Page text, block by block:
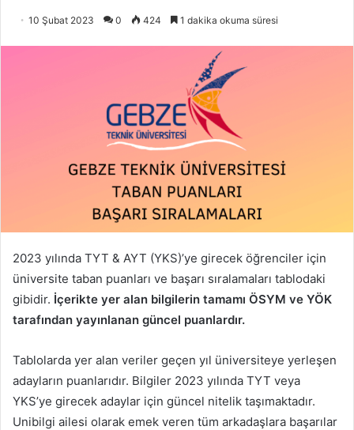
10 Şubat 2023 0 424 1 dakika okuma süresi
2023 yılında TYT & AYT (YKS)’ye girecek öğrenciler için
üniversite taban puanları ve başarı sıralamaları tablodaki
gibidir. İçerikte yer alan bilgilerin tamamı ÖSYM ve YÖK
tarafından yayınlanan güncel puanlardır.
Tablolarda yer alan veriler geçen yıl üniversiteye yerleşen
adayların puanlarıdır. Bilgiler 2023 yılında TYT veya
YKS’ye girecek adaylar için güncel nitelik taşımaktadır.
Unibilgi ailesi olarak emek veren tüm arkadaşlara başarılar